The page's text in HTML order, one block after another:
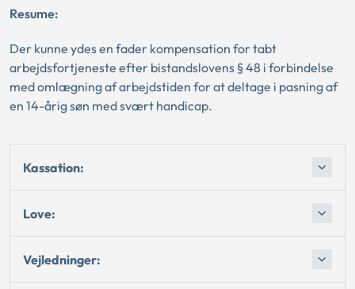
Resume:
Der kunne ydes en fader kompensation for tabt
arbejdsfortjeneste efter bistandslovens § 48 i forbindelse
med omlægning af arbejdstiden for at deltage i pasning af
en 14-årig søn med svært handicap.
Kassation:
Love:
Vejledninger: